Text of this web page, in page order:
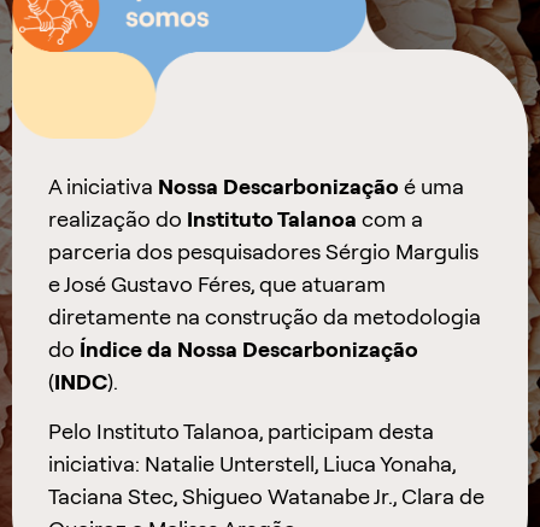
A iniciativa Nossa Descarbonização é uma
realização do Instituto Talanoa com a
parceria dos pesquisadores Sérgio Margulis
e José Gustavo Féres, que atuaram
diretamente na construção da metodologia
do Índice da Nossa Descarbonização
(INDC).
Pelo Instituto Talanoa, participam desta
iniciativa: Natalie Unterstell, Liuca Yonaha,
Taciana Stec, Shigueo Watanabe Jr., Clara de